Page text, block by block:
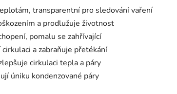
transparentní pro sledování vaření
a prodlužuje životnost
pomalu se zahřívající
a zabraňuje přetékání
cirkulaci tepla a páry
úniku kondenzované páry